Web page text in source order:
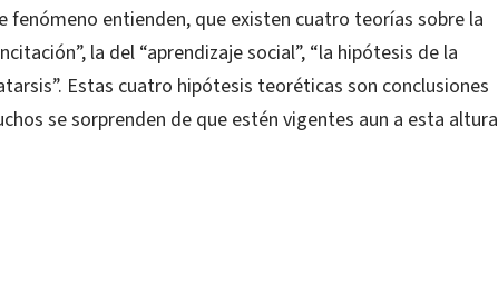
fenómeno entienden, que existen cuatro teorías sobre la
la del “aprendizaje social”, “la hipótesis de la
Estas cuatro hipótesis teoréticas son conclusiones
se sorprenden de que estén vigentes aun a esta altura